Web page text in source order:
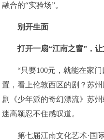
融合的“实验场”。
别开生面
打开一扇“江南之窗”，
“只要100元，就能在家门
置，看上伦敦西区的剧？苏
剧《少年派的奇幻漂流》苏
迷高颖忍不住感叹道。
第七届江南文化艺术·国际